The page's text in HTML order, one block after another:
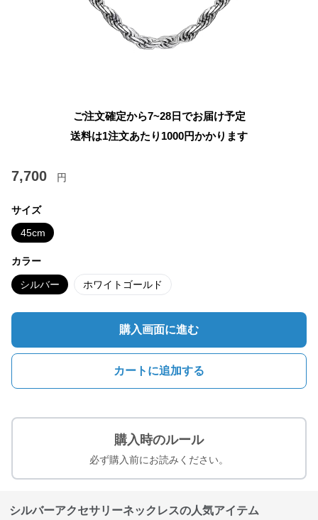
ご注文確定から7~28日でお届け予定
送料は1注文あたり 1000円かかります
7,700 円
サイズ
45cm
カラー
シルバー ホワイトゴールド
購入画面に進む
カートに追加する
購入時のルール
必ず購入前にお読みください。
シルバーアクセサリーネックレスの人気アイテム